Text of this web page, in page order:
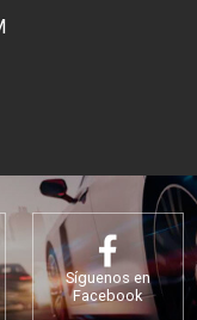
Síguenos en
Facebook